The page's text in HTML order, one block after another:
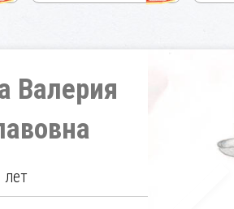
Валерия
лет